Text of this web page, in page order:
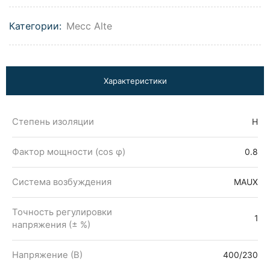
Категории: Mecc Alte
Характеристики
Степень изоляции H
Фактор мощности (cos φ) 0.8
Система возбуждения MAUX
Точность регулировки
напряжения (± %)
1
Напряжение (В) 400/230